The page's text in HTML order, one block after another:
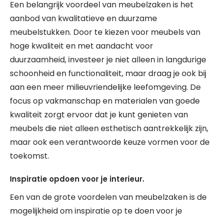
Een belangrijk voordeel van meubelzaken is het
aanbod van kwalitatieve en duurzame
meubelstukken. Door te kiezen voor meubels van
hoge kwaliteit en met aandacht voor
duurzaamheid, investeer je niet alleen in langdurige
schoonheid en functionaliteit, maar draag je ook bij
aan een meer milieuvriendelijke leefomgeving. De
focus op vakmanschap en materialen van goede
kwaliteit zorgt ervoor dat je kunt genieten van
meubels die niet alleen esthetisch aantrekkelijk zijn,
maar ook een verantwoorde keuze vormen voor de
toekomst.
Inspiratie opdoen voor je interieur.
Een van de grote voordelen van meubelzaken is de
mogelijkheid om inspiratie op te doen voor je